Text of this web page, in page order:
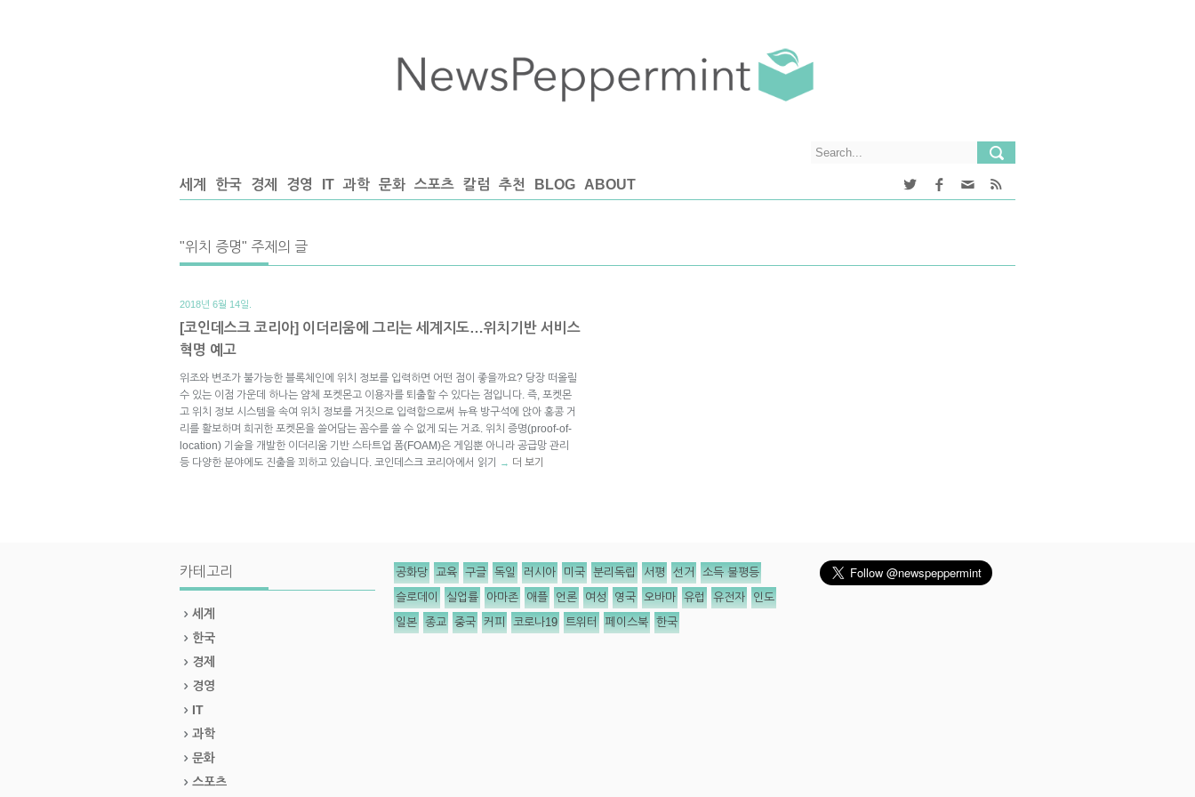
세계 한국 경제 경영 IT 과학 문화 스포츠 칼럼 추천 BLOG ABOUT
"위치 증명" 주제의 글
2018년 6월 14일.
[코인데스크 코리아] 이더리움에 그리는 세계지도…위치기반 서비스
혁명 예고
위조와 변조가 불가능한 블록체인에 위치 정보를 입력하면 어떤 점이 좋을까요? 당장 떠올릴
수 있는 이점 가운데 하나는 얌체 포켓몬고 이용자를 퇴출할 수 있다는 점입니다. 즉, 포켓몬
고 위치 정보 시스템을 속여 위치 정보를 거짓으로 입력함으로써 뉴욕 방구석에 앉아 홍콩 거
리를 활보하며 희귀한 포켓몬을 쓸어담는 꼼수를 쓸 수 없게 되는 거죠. 위치 증명(proof-of-
location) 기술을 개발한 이더리움 기반 스타트업 폼(FOAM)은 게임뿐 아니라 공급망 관리
등 다양한 분야에도 진출을 꾀하고 있습니다. 코인데스크 코리아에서 읽기
→ 더 보기
카테고리
세계
한국
경제
경영
IT
과학
문화
스포츠
공화당 교육 구글 독일 러시아 미국 분리독립 서평 선거 소득 불평등
슬로데이 실업률 아마존 애플 언론 여성 영국 오바마 유럽 유전자 인도
일본 종교 중국 커피 코로나19 트위터 페이스북 한국